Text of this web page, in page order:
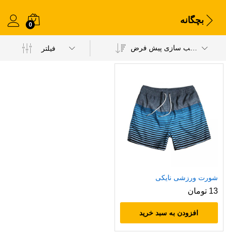
بچگانه 0
فیلتر
شورت ورزشی نایکی
13 تومان
افزودن به سبد خرید